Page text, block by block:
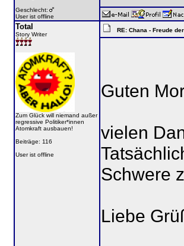
Geschlecht:
User ist offline
Total
Story Writer
Zum Glück will niemand außer
regressive Politiker*innen
Atomkraft ausbauen!
Beiträge: 116
User ist offline
RE: Chana - Freude
Guten
vielen
Schwere
Liebe